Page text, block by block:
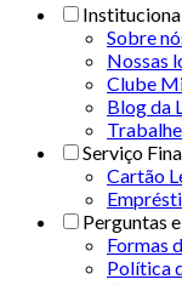
Sobre
Nossas
Clube
Blog da
Serviço
Cartão
Perguntas
Formas
Política